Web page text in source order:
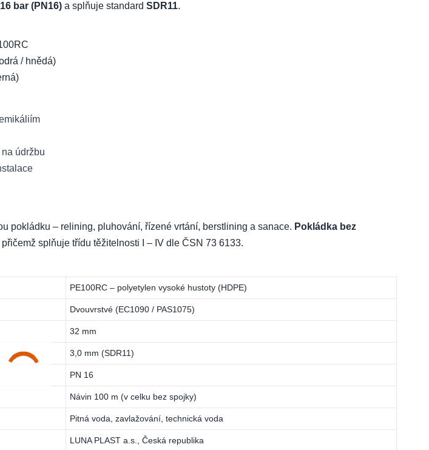
16 bar (PN16)a splňuje standard SDR11.
/ hnědá)
údržbu
pokládku – relining, pluhování, řízené vrtání, berstlining a sanace. Pokládka bez
splňuje třídu těžitelnosti I – IV dle ČSN 73 6133.
PE100RC – polyetylen vysoké hustoty (HDPE)
Dvouvrstvé (EC1090 / PAS1075)
32 mm
3,0 mm (SDR11)
PN 16
Návin 100 m (v celku bez spojky)
Pitná voda, zavlažování, technická voda
LUNA PLAST a.s., Česká republika